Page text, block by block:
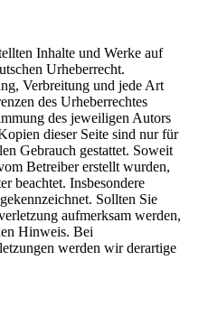
Inhalte und Werke auf
Urheberrecht.
Verbreitung und jede Art
des Urheberrechtes
des jeweiligen Autors
dieser Seite sind nur für
Gebrauch gestattet. Soweit
Betreiber erstellt wurden,
beachtet. Insbesondere
Sollten Sie
aufmerksam werden,
Hinweis. Bei
werden wir derartige